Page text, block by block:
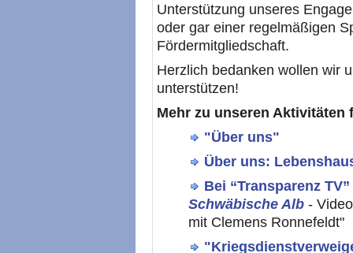
Unterstützung unseres
oder gar einer regelmäßigen
Fördermitgliedschaft.
Herzlich bedanken wollen wir
unterstützen!
Mehr zu unseren Aktivitäten
"Über uns"
Über uns:
Bei “Transparenz
Schwäbische Alb -
mit Clemens Ronnefeldt"